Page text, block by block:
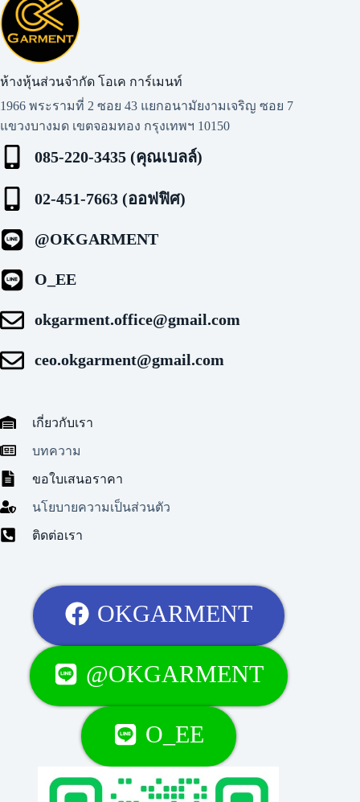
ห้างหุ้นส่วนจำกัด โอเค การ์เมนท์​
1966 พระรามที่ 2 ซอย 43 แยกอนามัยงามเจริญ ซอย 7
แขวงบางมด เขตจอมทอง กรุงเทพฯ 10150
085-220-3435 (คุณเบลล์)
02-451-7663 (ออฟฟิศ)
@OKGARMENT
O_EE
okgarment.office@gmail.com
ceo.okgarment@gmail.com
เกี่ยวกับเรา
บทความ
ขอใบเสนอราคา
นโยบายความเป็นส่วนตัว
ติดต่อเรา
OKGARMENT
@OKGARMENT
O_EE